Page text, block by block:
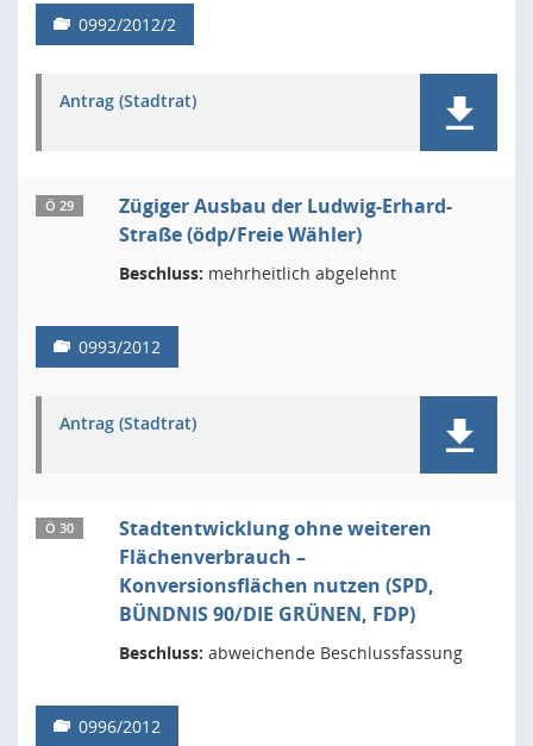
0992/2012/2
Antrag (Stadtrat)
Ö 29
Zügiger Ausbau der Ludwig-Erhard-
Straße (ödp/Freie Wähler)
Beschluss: mehrheitlich abgelehnt
0993/2012
Antrag (Stadtrat)
Ö 30
Stadtentwicklung ohne weiteren
Flächenverbrauch –
Konversionsflächen nutzen (SPD,
BÜNDNIS 90/DIE GRÜNEN, FDP)
Beschluss: abweichende Beschlussfassung
0996/2012